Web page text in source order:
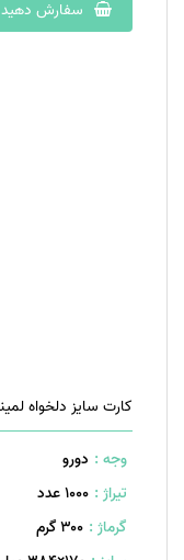
سفارش دهید
کارت سایز دلخواه
وجه : دورو
تیراژ : 1000 عدد
گرماژ : ۳۰۰ گرم